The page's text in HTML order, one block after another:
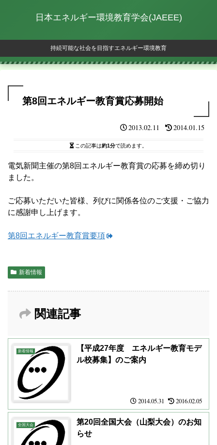
日本エネルギー環境教育学会(JAEEE)
持続可能な社会を目指すエネルギー環境教育
第8回エネルギー教育賞応募開始
2013.02.11 2014.01.15
この記事は約1分で読めます。
電気新聞主催の第8回エネルギー教育賞の応募を締め切り
ました。
ご応募いただいた皆様、列びに関係各位のご支援・ご協力
に感謝申し上げます。
第8回エネルギー教育賞要項
新着情報
関連記事
新着情報
【平成27年度 エネルギー教育モデ
ル校募集】のご案内
2014.05.31 2016.02.05
全国大会
第20回全国大会（山梨大会）のお知
らせ